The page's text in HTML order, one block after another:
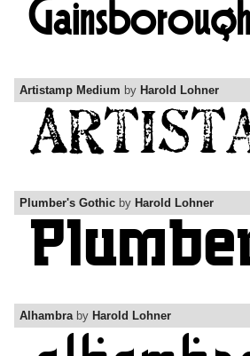
Artistamp Medium by Harold Lohner
Plumber's Gothic by Harold Lohner
Alhambraby Harold Lohner